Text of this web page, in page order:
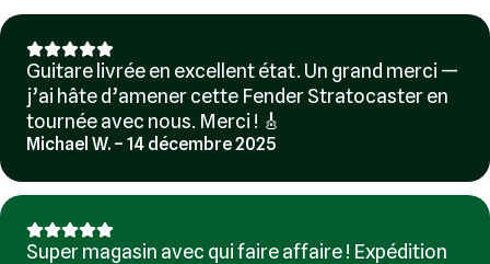
Guitare livrée en excellent état. Un grand merci —
j’ai hâte d’amener cette Fender Stratocaster en
tournée avec nous. Merci ! 🎸
Michael W. – 14 décembre 2025
Super magasin avec qui faire affaire ! Expédition